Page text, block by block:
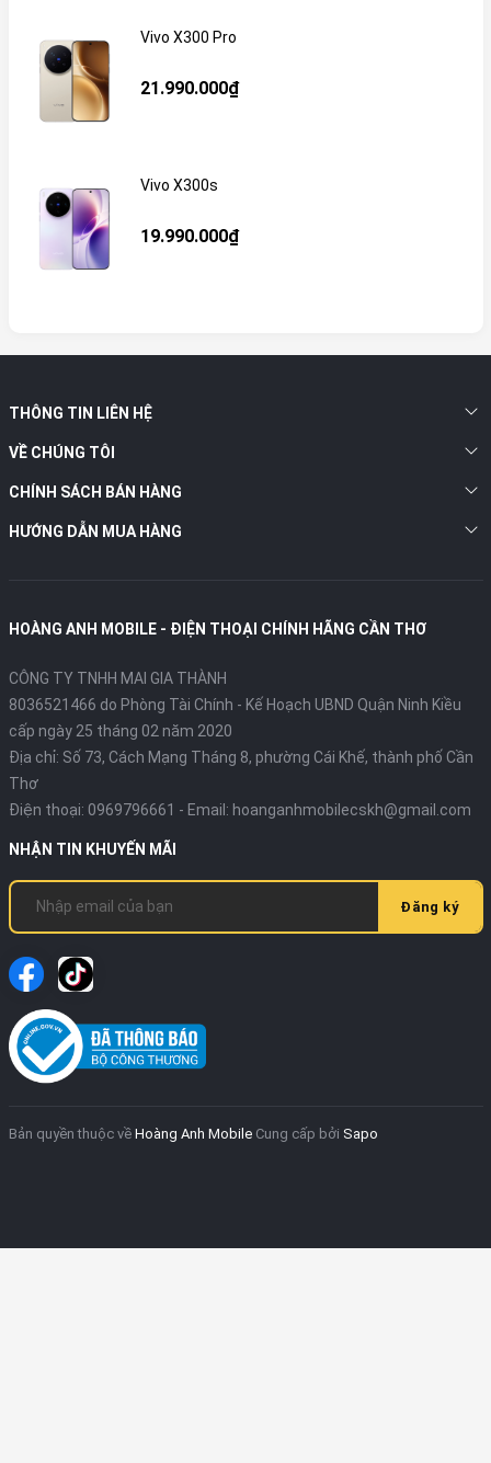
Vivo X300 Pro
21.990.000₫
Vivo X300s
19.990.000₫
THÔNG TIN LIÊN HỆ
VỀ CHÚNG TÔI
CHÍNH SÁCH BÁN HÀNG
HƯỚNG DẪN MUA HÀNG
HOÀNG ANH MOBILE - ĐIỆN THOẠI CHÍNH HÃNG CẦN THƠ
CÔNG TY TNHH MAI GIA THÀNH
8036521466 do Phòng Tài Chính - Kế Hoạch UBND Quận Ninh Kiều
cấp ngày 25 tháng 02 năm 2020
Địa chỉ: Số 73, Cách Mạng Tháng 8, phường Cái Khế, thành phố Cần
Thơ
Điện thoại: 0969796661 - Email: hoanganhmobilecskh@gmail.com
NHẬN TIN KHUYẾN MÃI
Đăng ký
Bản quyền thuộc về Hoàng Anh Mobile Cung cấp bởi Sapo